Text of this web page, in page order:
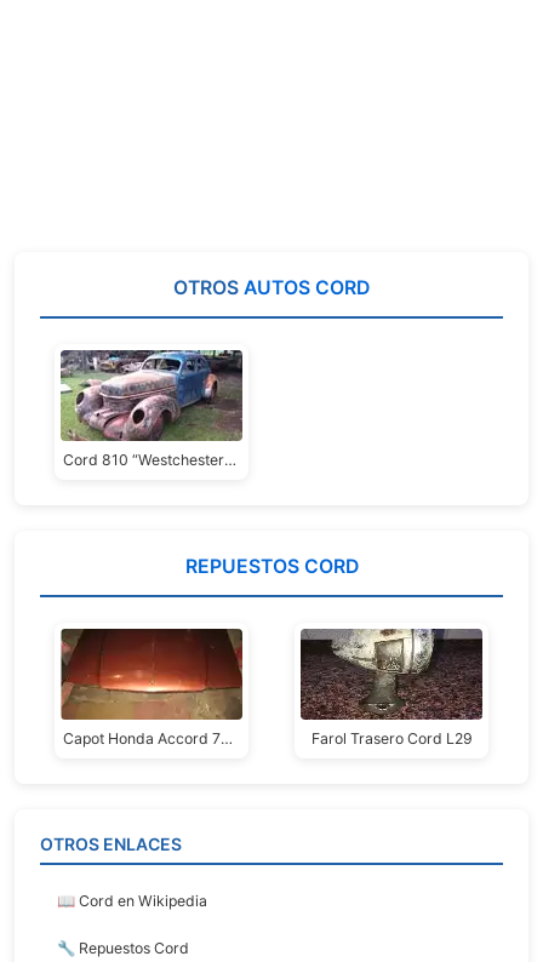
OTROS AUTOS CORD
Cord 810 “Westchester” Sedán
REPUESTOS CORD
Capot Honda Accord 79/82, Buen Estado Farol Trasero Cord L29
OTROS ENLACES
📖 Cord en Wikipedia
🔧 Repuestos Cord